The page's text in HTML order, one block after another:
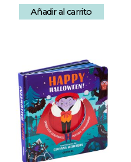
Añadir al carrito